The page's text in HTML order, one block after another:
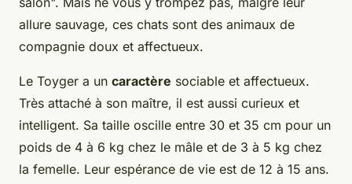
allure sauvage, ces chats sont des animaux de
compagnie doux et affectueux.
Le Toyger a un caractère sociable et affectueux.
Très attaché à son maître, il est aussi curieux et
intelligent. Sa taille oscille entre 30 et 35 cm pour un
poids de 4 à 6 kg chez le mâle et de 3 à 5 kg chez
la femelle. Leur espérance de vie est de 12 à 15 ans.